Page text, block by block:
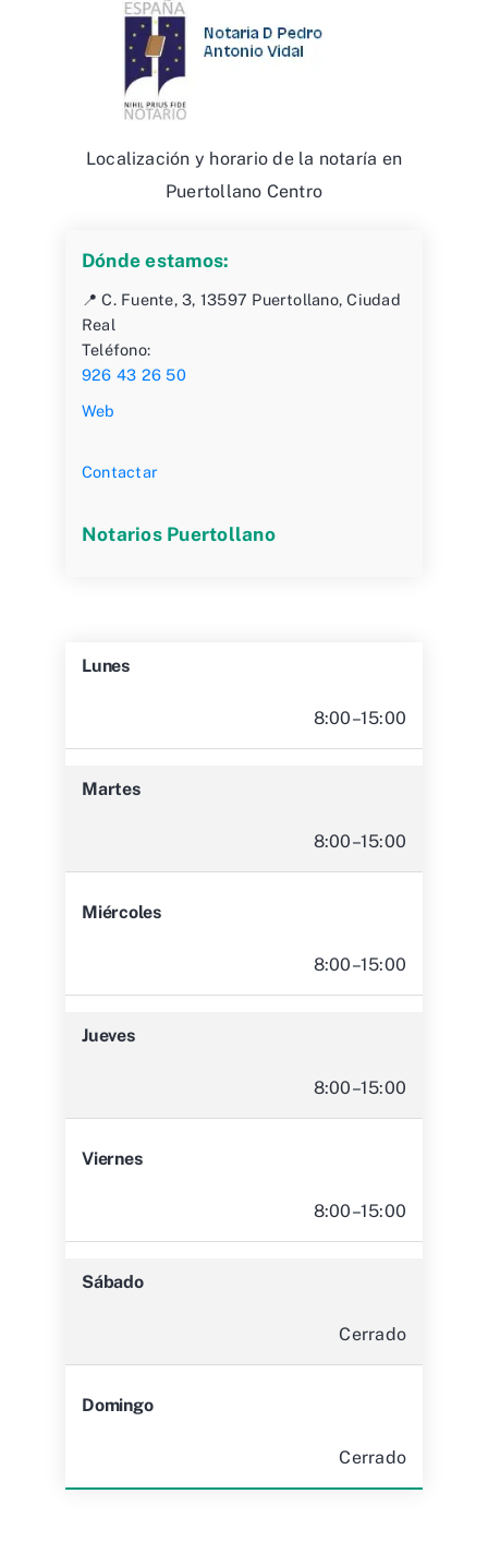
Localización y horario de la notaría en
Puertollano Centro
Dónde estamos:
📍 C. Fuente, 3, 13597 Puertollano, Ciudad
Real
Teléfono:
926 43 26 50
Web
Contactar
Notarios Puertollano
Lunes
8:00–15:00
Martes
8:00–15:00
Miércoles
8:00–15:00
Jueves
8:00–15:00
Viernes
8:00–15:00
Sábado
Cerrado
Domingo
Cerrado